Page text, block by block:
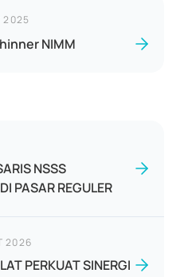
2025
NIMM
NSSS
PASAR REGULER
2026
PERKUAT SINERGI